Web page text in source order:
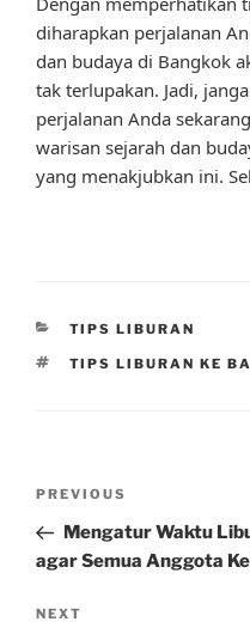
diharapkan perjalanan
dan budaya di Bangkok
tak terlupakan. Jadi,
perjalanan Anda
warisan sejarah dan
yang menakjubkan ini.
CATEGORIES
TIPS LIBURAN
TAGS
TIPS LIBURAN KE
Previous
Post
PREVIOUS
Mengatur Waktu
agar Semua Anggota
Next
NEXT